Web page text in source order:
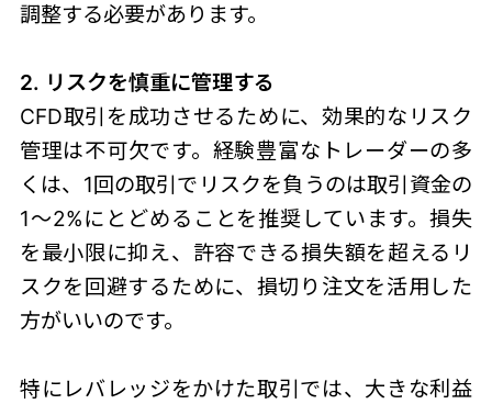
調整する必要があります。
2. リスクを慎重に管理する
CFD取引を成功させるために、 効果的なリスク
管理は不可欠です。経験豊富なトレーダーの多
くは、1回の取引でリスクを負うのは取引資金の
1～2%にとどめることを推奨しています。損失
を最小限に抑え、許容できる損失額を超えるリ
スクを回避するために、損切り注文を活用した
方がいいのです。
特にレバレッジをかけた取引では、大きな利益